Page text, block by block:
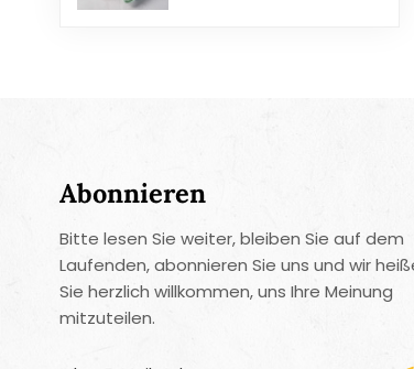
Abonnieren
Bitte lesen Sie weiter, bleiben Sie auf dem
Laufenden, abonnieren Sie uns und wir
Sie herzlich willkommen, uns Ihre Meinung
mitzuteilen.